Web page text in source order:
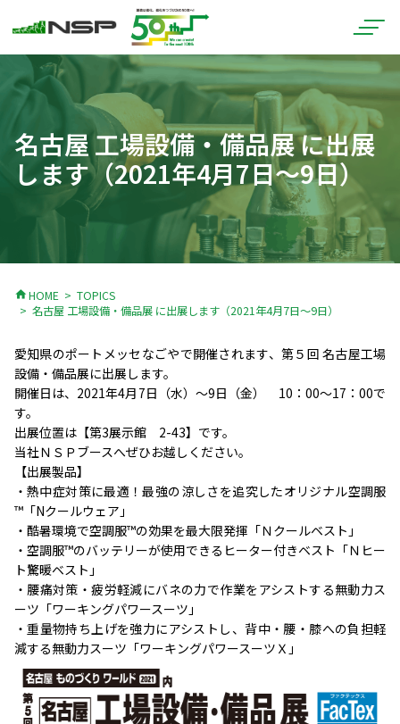
名古屋 工場設備・備品展 に出展
します（2021年4月7日～9日）
home HOME
TOPICS
名古屋 工場設備・備品展 に出展します（2021年4月7日～9日）
愛知県のポートメッセなごやで開催されます、第５回 名古屋工場
設備・備品展に出展します。
開催日は、2021年4月7日（水）～9日（金） 10：00～17：00で
す。
出展位置は【第3展示館 2-43】です。
当社ＮＳＰブースへぜひお越しください。
【出展製品】
・熱中症対策に最適！最強の涼しさを追究したオリジナル空調服
™「Nクールウェア」
・酷暑環境で空調服™の効果を最大限発揮「Ｎクールベスト」
・空調服™のバッテリーが使用できるヒーター付きベスト「Ｎヒー
ト驚暖ベスト」
・腰痛対策・疲労軽減にバネの力で作業をアシストする無動力ス
ーツ「ワーキングパワースーツ」
・重量物持ち上げを強力にアシストし、背中・腰・膝への負担軽
減する無動力スーツ「ワーキングパワースーツＸ」